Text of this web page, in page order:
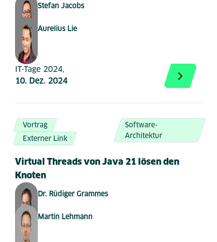
Stefan Jacobs
Aurelius Lie
IT-Tage 2024,
10. Dez. 2024
Vortrag
Externer Link
Software-
Architektur
Virtual Threads von Java 21 lösen den
Knoten
Dr. Rüdiger Grammes
Martin Lehmann